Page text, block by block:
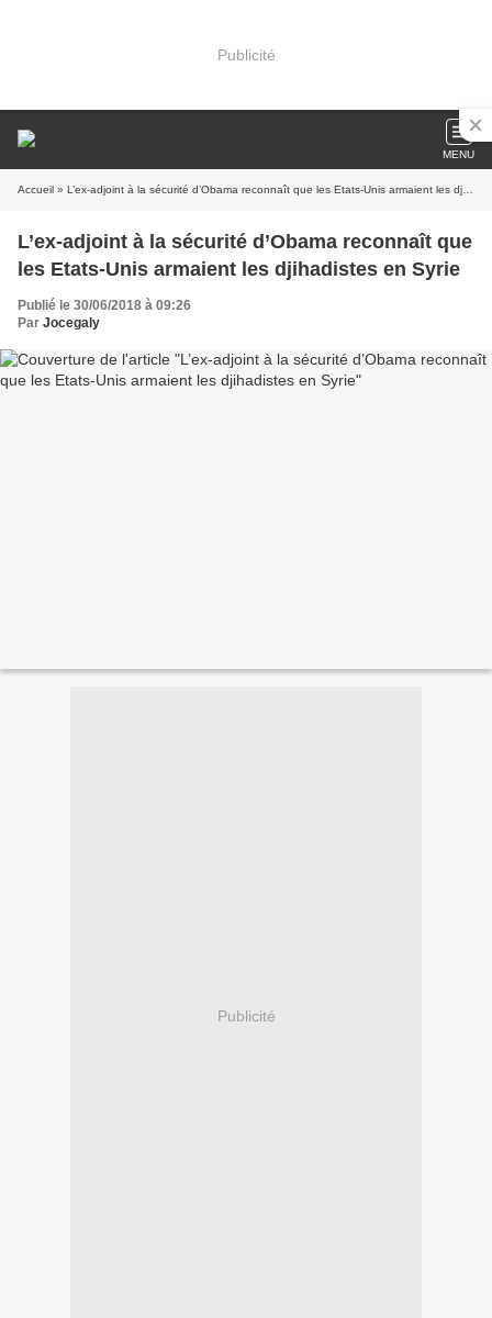
Publicité
MENU
Accueil » L’ex-adjoint à la sécurité d’Obama reconnaît que les Etats-Unis armaient les djihadistes en Syrie
L’ex-adjoint à la sécurité d’Obama reconnaît que
les Etats-Unis armaient les djihadistes en Syrie
Publié le 30/06/2018 à 09:26
Par Jocegaly
Publicité